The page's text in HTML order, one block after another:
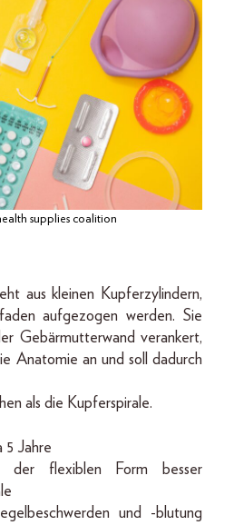
supplies coalition
aus kleinen Kupferzylindern,
aufgezogen werden. Sie
Gebärmutterwand verankert,
Anatomie an und soll dadurch
als die Kupferspirale.
Jahre
der flexiblen Form besser
und -blutung